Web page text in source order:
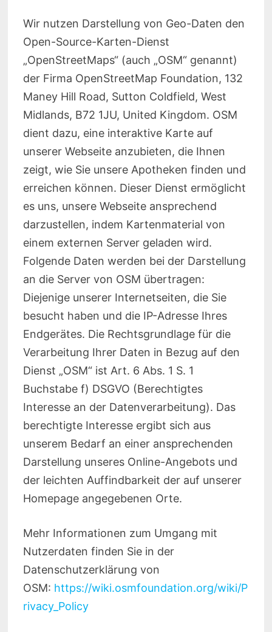
Wir nutzen Darstellung von Geo-Daten den
Open-Source-Karten-Dienst
„OpenStreetMaps“ (auch „OSM“ genannt)
der Firma OpenStreetMap Foundation, 132
Maney Hill Road, Sutton Coldfield, West
Midlands, B72 1JU, United Kingdom. OSM
dient dazu, eine interaktive Karte auf
unserer Webseite anzubieten, die Ihnen
zeigt, wie Sie unsere Apotheken finden und
erreichen können. Dieser Dienst ermöglicht
es uns, unsere Webseite ansprechend
darzustellen, indem Kartenmaterial von
einem externen Server geladen wird.
Folgende Daten werden bei der Darstellung
an die Server von OSM übertragen:
Diejenige unserer Internetseiten, die Sie
besucht haben und die IP-Adresse Ihres
Endgerätes. Die Rechtsgrundlage für die
Verarbeitung Ihrer Daten in Bezug auf den
Dienst „OSM“ ist Art. 6 Abs. 1 S. 1
Buchstabe f) DSGVO (Berechtigtes
Interesse an der Datenverarbeitung). Das
berechtigte Interesse ergibt sich aus
unserem Bedarf an einer ansprechenden
Darstellung unseres Online-Angebots und
der leichten Auffindbarkeit der auf unserer
Homepage angegebenen Orte.
Mehr Informationen zum Umgang mit
Nutzerdaten finden Sie in der
Datenschutzerklärung von
OSM: https://wiki.osmfoundation.org/wiki/P
rivacy_Policy